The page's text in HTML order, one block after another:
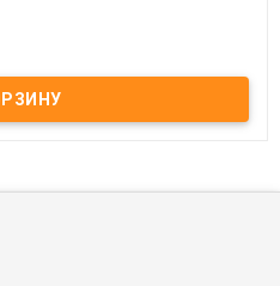
Digital Простынь: 240x260 см
50x70 см - 4 шт. Состав:
TAC (Турция)